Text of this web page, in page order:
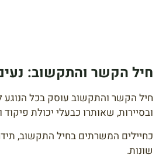
חיל הקשר והתקשוב:
חיל הקשר והתקשוב עוסק בכל הנוגע
ובסיירות, שאותרו כבעלי יכולת פיקוד
כחיילים המשרתים בחיל התקשוב,
שונות.